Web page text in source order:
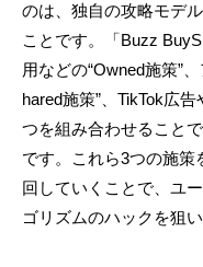
のは、独自の攻略モデ
ことです。「Buzz
用などの“Owned施策”
hared施策”、TikTok広
つを組み合わせること
です。これら3つの施策
回していくことで、ユ
ゴリズムのハックを狙い